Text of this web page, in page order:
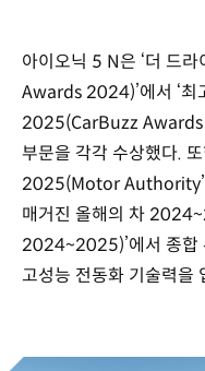
아이오닉 5 N은 ‘더 드
Awards 2024)’에서 ‘최
2025(CarBuzz Awards
부문을 각각 수상했다.
2025(Motor
매거진 올해의 차
2024~2025)’에서 종합
고성능 전동화 기술력을